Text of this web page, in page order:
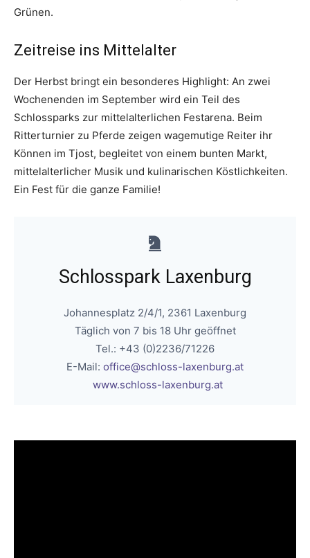
Grünen.
Zeitreise ins Mittelalter
Der Herbst bringt ein besonderes Highlight: An zwei
Wochenenden im September wird ein Teil des
Schlossparks zur mittelalterlichen Festarena. Beim
Ritterturnier zu Pferde zeigen wagemutige Reiter ihr
Können im Tjost, begleitet von einem bunten Markt,
mittelalterlicher Musik und kulinarischen Köstlichkeiten.
Ein Fest für die ganze Familie!
Schlosspark Laxenburg
Johannesplatz 2/4/1, 2361 Laxenburg
Täglich von 7 bis 18 Uhr geöffnet
Tel.: +43 (0)2236/71226
E-Mail: office@schloss-laxenburg.at
www.schloss-laxenburg.at